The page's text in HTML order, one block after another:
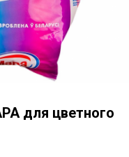
для цветного